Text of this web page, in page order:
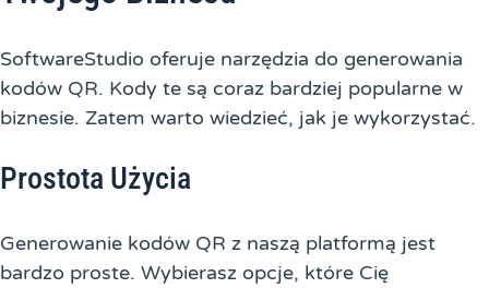
SoftwareStudio oferuje narzędzia do generowania
kodów QR. Kody te są coraz bardziej popularne w
biznesie. Zatem warto wiedzieć, jak je wykorzystać.
Prostota Użycia
Generowanie kodów QR z naszą platformą jest
bardzo proste. Wybierasz opcje, które Cię